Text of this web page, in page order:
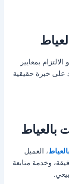
الالتزام بمعايير
على خبرة حقيقية
بالعياط
، العميل
وخدمة متابعة